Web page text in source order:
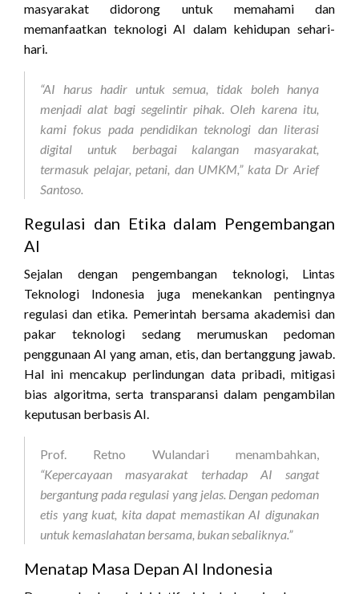
masyarakat didorong untuk memahami dan
memanfaatkan teknologi AI dalam kehidupan sehari-
hari.
“AI harus hadir untuk semua, tidak boleh hanya
menjadi alat bagi segelintir pihak. Oleh karena itu,
kami fokus pada pendidikan teknologi dan literasi
digital untuk berbagai kalangan masyarakat,
termasuk pelajar, petani, dan UMKM,” kata Dr Arief
Santoso.
Regulasi dan Etika dalam Pengembangan
AI
Sejalan dengan pengembangan teknologi, Lintas
Teknologi Indonesia juga menekankan pentingnya
regulasi dan etika. Pemerintah bersama akademisi dan
pakar teknologi sedang merumuskan pedoman
penggunaan AI yang aman, etis, dan bertanggung jawab.
Hal ini mencakup perlindungan data pribadi, mitigasi
bias algoritma, serta transparansi dalam pengambilan
keputusan berbasis AI.
Prof. Retno Wulandari menambahkan,
“Kepercayaan masyarakat terhadap AI sangat
bergantung pada regulasi yang jelas. Dengan pedoman
etis yang kuat, kita dapat memastikan AI digunakan
untuk kemaslahatan bersama, bukan sebaliknya.”
Menatap Masa Depan AI Indonesia